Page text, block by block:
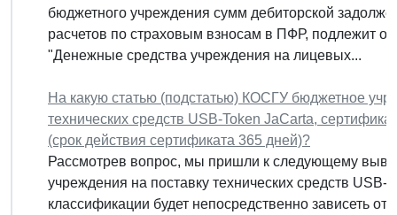
бюджетного учреждения сумм дебиторской
расчетов по страховым взносам в ПФР, подлежит
"Денежные средства учреждения на лицевых...
На какую статью (подстатью) КОСГУ бюджетное
технических средств USB-Token JaCarta,
(срок действия сертификата 365 дней)?
Рассмотрев вопрос, мы пришли к следующему
учреждения на поставку технических средств
классификации будет непосредственно зависеть